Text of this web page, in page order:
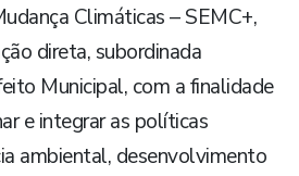
Climáticas – SEMC+,
direta, subordinada
Municipal, com a finalidade
e integrar as políticas
ambiental, desenvolvimento